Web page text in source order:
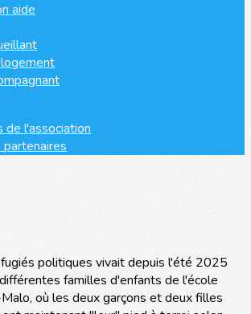
aide
de l'association
politiques vivait depuis l'été 2025
familles d'enfants de l'école
où les deux garçons et deux filles